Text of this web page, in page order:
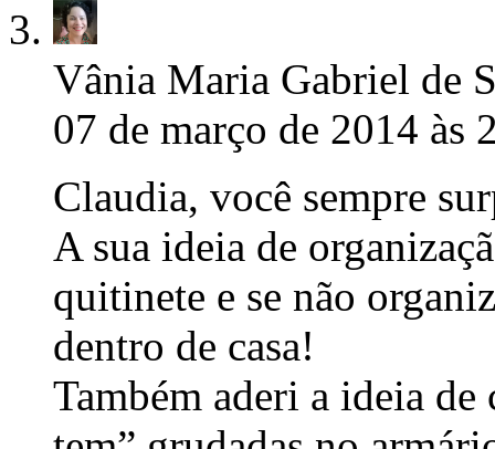
Vânia Maria Gabriel de
07 de março de 2014 às
Claudia, você sempre
A sua ideia de
quitinete e se não
dentro de casa!
Também aderi a ideia de